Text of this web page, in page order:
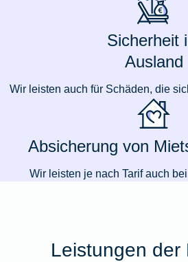
Sicherheit
Ausland
Wir leisten auch für Schäden, die
Absicherung von
Wir leisten je nach Tarif auch
Leistungen der